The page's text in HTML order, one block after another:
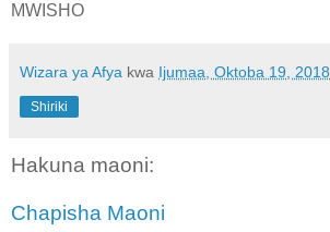
MWISHO
Wizara ya Afya kwa Ijumaa, Oktoba 19, 2018
Shiriki
Hakuna maoni:
Chapisha Maoni